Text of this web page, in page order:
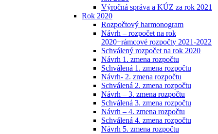
Výročná správa a KÚZ za rok 2021
Rok 2020
Rozpočtový harmonogram
Návrh – rozpočet na rok
2020+rámcové rozpočty 2021-2022
Schválený rozpočet na rok 2020
Návrh 1. zmena rozpočtu
Schválená 1. zmena rozpočtu
Návrh- 2. zmena rozpočtu
Schválená 2. zmena rozpočtu
Návrh – 3. zmena rozpočtu
Schválená 3. zmena rozpočtu
Návrh – 4. zmena rozpočtu
Schválená 4. zmena rozpočtu
Návrh 5. zmena rozpočtu